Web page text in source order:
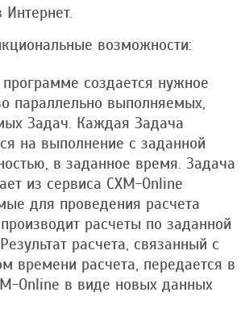
Интернет.
возможности:
создается нужное
параллельно выполняемых,
Задач. Каждая Задача
на выполнение с заданной
в заданное время. Задача
из сервиса CXM-Online
для проведения расчета
расчеты по заданной
расчета, связанный с
времени расчета, передается в
Online в виде новых данных